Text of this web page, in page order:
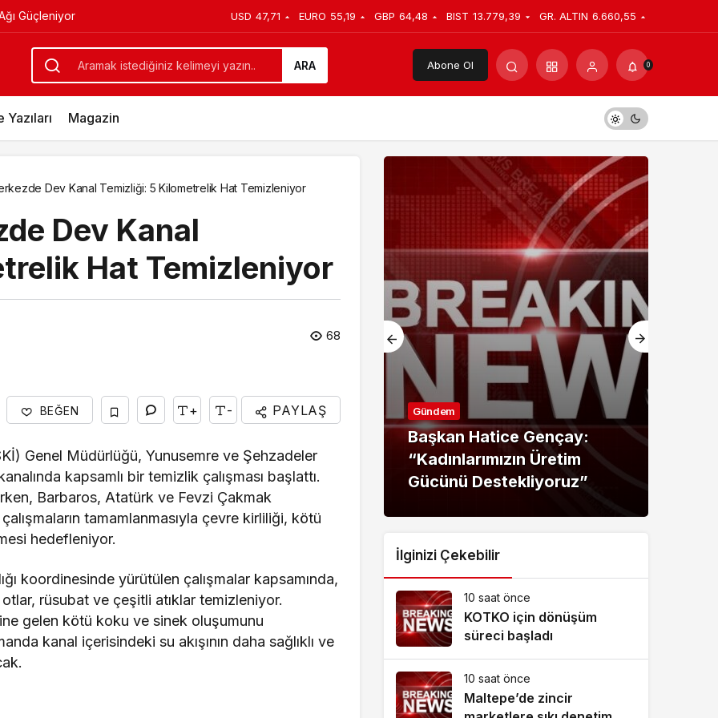
Üretim Gücünü USD 47,71 EURO 55,19 GBP 64,48 BIST 13.779,39 GR. ALTIN 6.660,55
ARA Abone Ol 0
Yazıları Magazin
Dev Kanal Temizliği: 5 Kilometrelik Hat Temizleniyor
Dev Kanal
Hat Temizleniyor
68
BEĞEN + - PAYLAŞ
Genel Müdürlüğü, Yunusemre ve Şehzadeler
kapsamlı bir temizlik çalışması başlattı.
Barbaros, Atatürk ve Fevzi Çakmak
tamamlanmasıyla çevre kirliliği, kötü
hedefleniyor.
koordinesinde yürütülen çalışmalar kapsamında,
rüsubat ve çeşitli atıklar temizleniyor.
gelen kötü koku ve sinek oluşumunu
kanal içerisindeki su akışının daha sağlıklı ve
Burhaniye’de Ulaşım Ağı
Güçleniyor
Gündem
Başkan Hatice Gençay:
“Kadınlarımızın Üretim
Gücünü Destekliyoruz”
İlginizi Çekebilir
10 saat önce
KOTKO için dönüşüm
süreci başladı
10 saat önce
Maltepe’de zincir